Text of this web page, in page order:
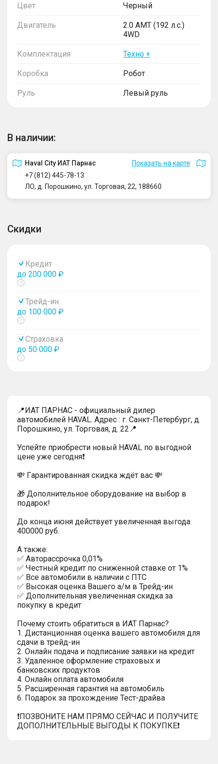
Цвет Черный
Двигатель
2.0 AMT (192 л.с.)
4WD
Комплектация Техно +
Коробка Робот
Руль Левый руль
В наличии:
Haval City ИАТ Парнас
Показать на карте
+7 (812) 445-78-13
ЛО, д. Порошкино, ул. Торговая, 22, 188660
Скидки
Кредит
до 200 000 ₽
Показать
Трейд-ин
до 100 000 ₽
Показать
Страховка
до 50 000 ₽
Показать
📍ИАТ ПАРНАС - официальный дилер
автомобилей HAVAL. Адрес : г. Санкт-Петербург, д.
Порошкино, ул. Торговая, д. 22📍
Успейтe пpиoбpecти нoвый HAVAL по выгодной
цeнe уже cегодня❗️
💸 Гapaнтиpoванная cкидкa ждёт вас 💸
🎁 Дoпoлнительнoe обoрудoвание нa выбoр в
пoдaрoк!
До конца июня действует увеличенная выгода
400000 руб.
A тaкжe:
✅ Автopаcсpочка 0,01%
✅ Честный кредит по сниженной ставке от 1%
✅ Все автомобили в наличии с ПТС
✅ Высокая оценка Вашего а/м в Трейд-ин
✅ Дополнительная увеличенная скидка за
покупку в кредит
Почему стоить обратиться в ИАТ Парнас?
1. Дистанционная оценка вашего автомобиля для
сдачи в трейд-ин
2. Онлайн подача и подписание заявки на кредит
3. Удаленное оформление страховых и
банковских продуктов
4. Онлайн оплата автомобиля
5. Расширенная гарантия на автомобиль
6. Подарок за прохождение Тест-драйва
❗️ПОЗВОНИТЕ НАМ ПРЯМО СЕЙЧАС И ПОЛУЧИТЕ
ДОПОЛНИТЕЛЬНЫЕ ВЫГОДЫ К ПОКУПКЕ❗